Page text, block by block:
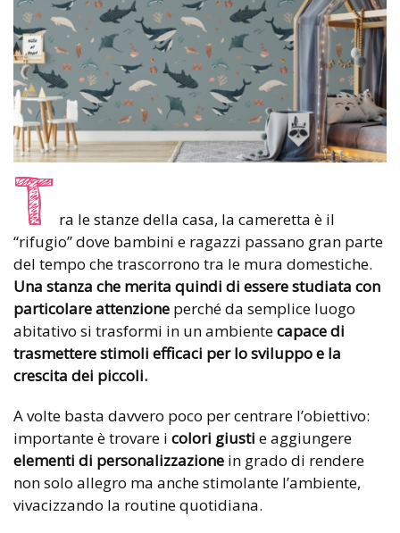
T ra le stanze della casa, la cameretta è il
“rifugio” dove bambini e ragazzi passano gran parte
del tempo che trascorrono tra le mura domestiche.
Una stanza che merita quindi di essere studiata con
particolare attenzione perché da semplice luogo
abitativo si trasformi in un ambientecapace di
trasmettere stimoli efficaci per lo sviluppo e la
crescita dei piccoli.
A volte basta davvero poco per centrare l’obiettivo:
importante è trovare i colori giusti e aggiungere
elementi di personalizzazione in grado di rendere
non solo allegro ma anche stimolante l’ambiente,
vivacizzando la routine quotidiana.